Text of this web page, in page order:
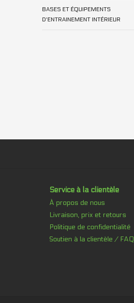
BASES ET ÉQUIPEMENTS
D'ENTRAINEMENT INTÉRIEUR
Service à la clientèle
À propos de nous
Livraison, prix et retours
Politique de confidentialité
Soutien à la clientèle / FAQ